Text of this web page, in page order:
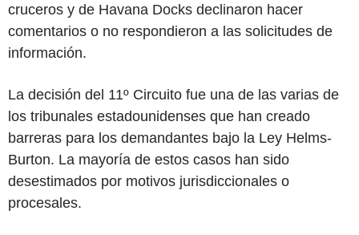
cruceros y de Havana Docks declinaron hacer
comentarios o no respondieron a las solicitudes de
información.
La decisión del 11º Circuito fue una de las varias de
los tribunales estadounidenses que han creado
barreras para los demandantes bajo la Ley Helms-
Burton. La mayoría de estos casos han sido
desestimados por motivos jurisdiccionales o
procesales.